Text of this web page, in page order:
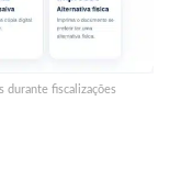
durante fiscalizações